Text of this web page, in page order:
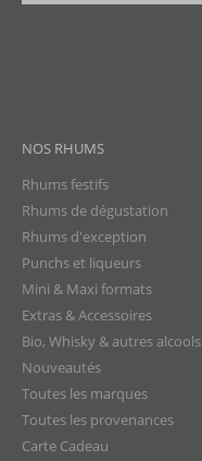
NOS RHUMS
Rhums festifs
Rhums de dégustation
Rhums d'exception
Punchs et liqueurs
Mini & Maxi formats
Extras & Accessoires
Bio, Whisky & autres alcools
Nouveautés
Toutes les marques
Toutes les provenances
Carte Cadeau